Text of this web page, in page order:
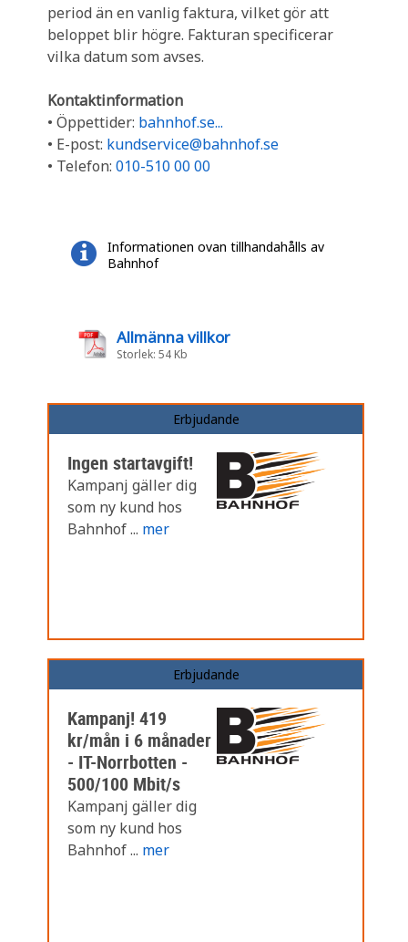
period än en vanlig faktura, vilket gör att
beloppet blir högre. Fakturan specificerar
vilka datum som avses.
Kontaktinformation
• Öppettider: bahnhof.se...
• E-post: kundservice@bahnhof.se
• Telefon: 010-510 00 00
Informationen ovan tillhandahålls av
Bahnhof
Allmänna villkor
Storlek: 54 Kb
Erbjudande
Ingen startavgift!
Kampanj gäller dig
som ny kund hos
Bahnhof ... mer
Erbjudande
Kampanj! 419
kr/mån i 6 månader
- IT-Norrbotten -
500/100 Mbit/s
Kampanj gäller dig
som ny kund hos
Bahnhof ... mer